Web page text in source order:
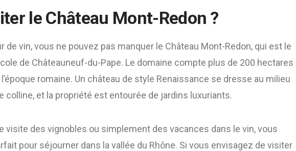
le Château Mont-Redon ?
de vin, vous ne pouvez pas manquer le Château Mont-Redon, qui est le
de Châteauneuf-du-Pape. Le domaine compte plus de 200 hectares
romaine. Un château de style Renaissance se dresse au milieu
colline, et la propriété est entourée de jardins luxuriants.
visite des vignobles ou simplement des vacances dans le vin, vous
pour séjourner dans la vallée du Rhône. Si vous envisagez de visiter